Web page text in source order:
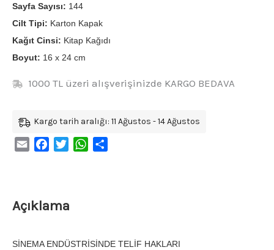
Sayfa Sayısı: 144
Cilt Tipi: Karton Kapak
Kağıt Cinsi: Kitap Kağıdı
Boyut: 16 x 24 cm
1000 TL üzeri alışverişinizde KARGO BEDAVA
Kargo tarih aralığı: 11 Ağustos - 14 Ağustos
Email FacebookTwitterWhatsApp
Açıklama
SİNEMA ENDÜSTRİSİNDE TELİF HAKLARI